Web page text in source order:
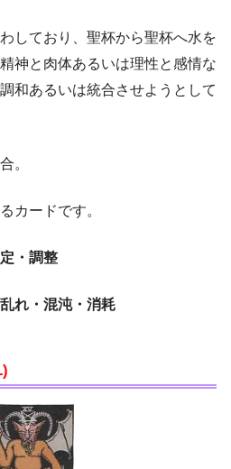
しており、聖杯から聖杯へ水を
神と肉体あるいは理性と感情な
和あるいは統合させようとして
。
カードです。
・調整
れ・混沌・消耗